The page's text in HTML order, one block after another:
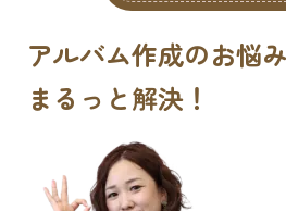
アルバム作成のお悩み
まるっと解決 ！